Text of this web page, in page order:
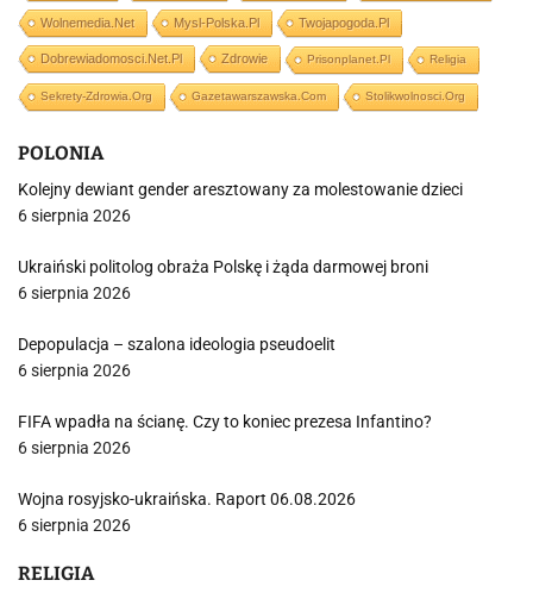
Wolnemedia.net Mysl-Polska.pl Twojapogoda.pl
Dobrewiadomosci.net.pl Zdrowie Prisonplanet.pl Religia
Sekrety-Zdrowia.org Gazetawarszawska.com Stolikwolnosci.org
POLONIA
Kolejny dewiant gender aresztowany za molestowanie dzieci
6 sierpnia 2026
Ukraiński politolog obraża Polskę i żąda darmowej broni
6 sierpnia 2026
Depopulacja – szalona ideologia pseudoelit
6 sierpnia 2026
FIFA wpadła na ścianę. Czy to koniec prezesa Infantino?
6 sierpnia 2026
Wojna rosyjsko-ukraińska. Raport 06.08.2026
6 sierpnia 2026
RELIGIA